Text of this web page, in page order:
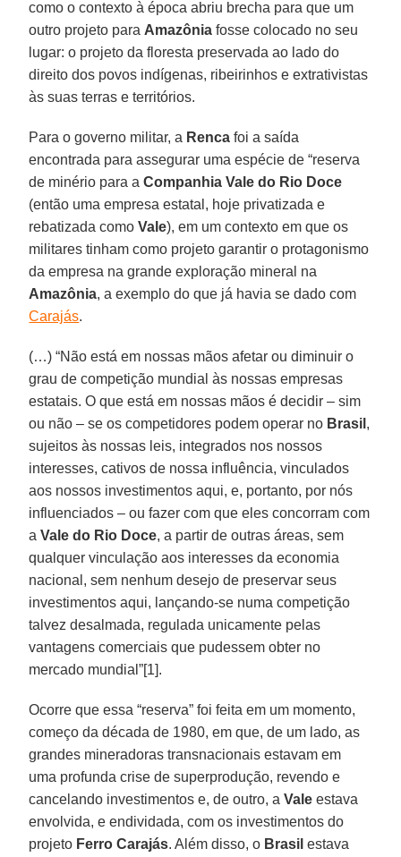
como o contexto à época abriu brecha para que um
outro projeto para Amazônia fosse colocado no seu
lugar: o projeto da floresta preservada ao lado do
direito dos povos indígenas, ribeirinhos e extrativistas
às suas terras e territórios.
Para o governo militar, a Renca foi a saída
encontrada para assegurar uma espécie de “reserva
de minério para aCompanhia Vale do Rio Doce
(então uma empresa estatal, hoje privatizada e
rebatizada comoVale), em um contexto em que os
militares tinham como projeto garantir o protagonismo
da empresa na grande exploração mineral na
Amazônia, a exemplo do que já havia se dado com
Carajás.
(…) “Não está em nossas mãos afetar ou diminuir o
grau de competição mundial às nossas empresas
estatais. O que está em nossas mãos é decidir – sim
ou não – se os competidores podem operar no Brasil ,
sujeitos às nossas leis, integrados nos nossos
interesses, cativos de nossa influência, vinculados
aos nossos investimentos aqui, e, portanto, por nós
influenciados – ou fazer com que eles concorram com
aVale do Rio Doce, a partir de outras áreas, sem
qualquer vinculação aos interesses da economia
nacional, sem nenhum desejo de preservar seus
investimentos aqui, lançando-se numa competição
talvez desalmada, regulada unicamente pelas
vantagens comerciais que pudessem obter no
mercado mundial”[1].
Ocorre que essa “reserva” foi feita em um momento,
começo da década de 1980, em que, de um lado, as
grandes mineradoras transnacionais estavam em
uma profunda crise de superprodução, revendo e
cancelando investimentos e, de outro, aVale estava
envolvida, e endividada, com os investimentos do
projeto Ferro Carajás. Além disso, o Brasil estava